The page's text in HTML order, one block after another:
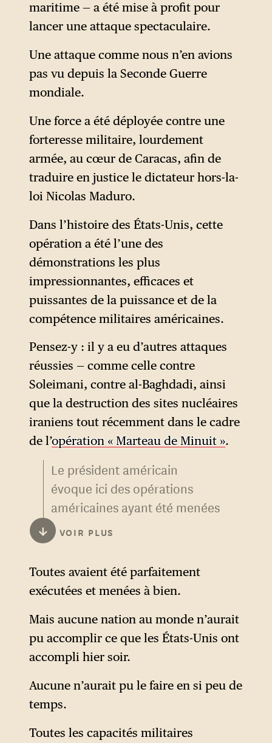
maritime — a été mise à profit pour
lancer une attaque spectaculaire.
Une attaque comme nous n’en avions
pas vu depuis la Seconde Guerre
mondiale.
Une force a été déployée contre une
forteresse militaire, lourdement
armée, au cœur de Caracas, afin de
traduire en justice le dictateur hors-la-
loi Nicolas Maduro.
Dans l’histoire des États-Unis, cette
opération a été l’une des
démonstrations les plus
impressionnantes, efficaces et
puissantes de la puissance et de la
compétence militaires américaines.
Pensez-y : il y a eu d’autres attaques
réussies — comme celle contre
Soleimani, contre al-Baghdadi, ainsi
que la destruction des sites nucléaires
iraniens tout récemment dans le cadre
de l’opération « Marteau de Minuit ».
Le président américain
évoque ici des opérations
américaines ayant été menées
sous son commandement. En
2020, il y a exactement six
ans, l’exécution du général
iranien Qassem Soleimani
avait également eu lieu un 3
janvier : après les frappes en
Syrie en 2017, c’était la
première fois que Trump
faisait usage de la puissance
de l’armée américaine pour
frapper un régime sur le
territoire d’un pays souverain.
↓ VOIR PLUS
Toutes avaient été parfaitement
exécutées et menées à bien.
Mais aucune nation au monde n’aurait
pu accomplir ce que les États-Unis ont
accompli hier soir.
Aucune n’aurait pu le faire en si peu de
temps.
Toutes les capacités militaires